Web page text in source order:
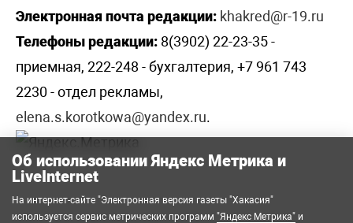
Электронная почта редакции: khakred@r-19.ru
Телефоны редакции: 8(3902) 22-23-35 -
приемная, 222-248 - бухгалтерия, +7 961 743
2230 - отдел рекламы,
elena.s.korotkowa@yandex.ru.
Об использовании Яндекс Метрика и
LiveInternet
На интернет-сайте "Электронная версия газеты "Хакасия"
используется сервис метрических программ "Яндекс Метрика" и